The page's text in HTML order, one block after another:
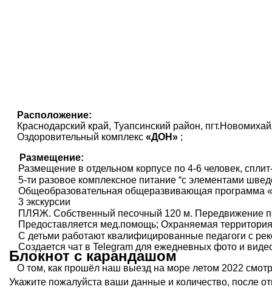
Расположение:
Краснодарский край, Туапсинский район,
Оздоровительный комплекс «ДОН» ;
Размещение:
Размещение в отдельном корпусе по 4-6 человек,
5-ти разовое комплексное питание “с элементами
Общеобразовательная общеразвивающая программа
3 экскурсии
ПЛЯЖ. Собственный песочный 120 м. Передвижение
Предоставляется мед.помощь; Охраняемая
С детьми работают квалифицированные педагоги с
Создается чат в Telegram для ежедневных фото и
О том, как прошёл наш выезд на море летом 2022
Блокнот с карандашом
Укажите пожалуйста ваши данные и количество, после